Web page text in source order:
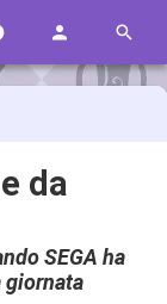
da
SEGA ha
giornata